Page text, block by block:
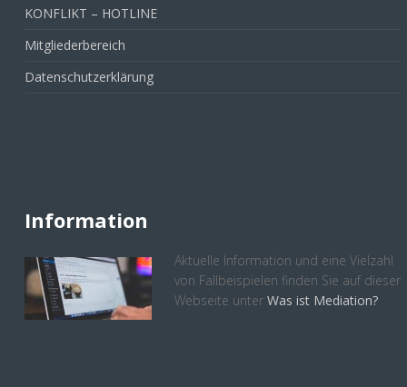
KONFLIKT – HOTLINE
Mitgliederbereich
Datenschutzerklärung
Information
Aktuelle Information und eine Vielzahl
von Fallbeispielen finden Sie auf dieser
Webseite unter Was ist Mediation?